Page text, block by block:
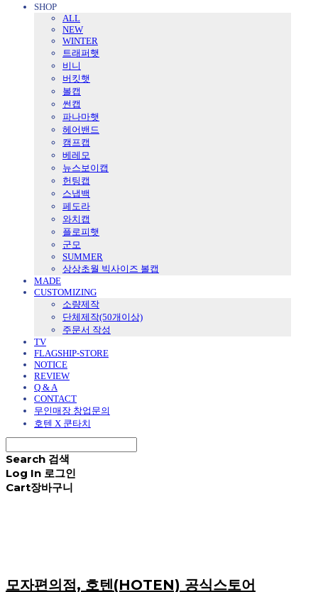
SHOP
ALL
NEW
WINTER
트래퍼햇
비니
버킷햇
볼캡
썬캡
파나마햇
헤어밴드
캠프캡
베레모
뉴스보이캡
헌팅캡
스냅백
페도라
와치캡
플로피햇
군모
SUMMER
상상초월 빅사이즈 볼캡
MADE
CUSTOMIZING
소량제작
단체제작(50개이상)
주문서 작성
TV
FLAGSHIP-STORE
NOTICE
REVIEW
Q & A
CONTACT
무인매장 창업문의
호텐 X 쿤타치
Search 검색
Log In 로그인
Cart장바구니
모자편의점, 호텐(HOTEN) 공식스토어